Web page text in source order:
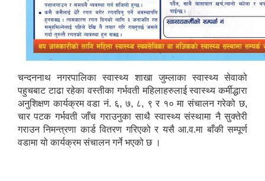
चन्दननाथ नगरपालिका स्वास्थ्य शाखा जुम्लाका स्वास्थ्य सेवाको
पहुचबाट टाढा रहेका वस्तीका गर्भवती महिलाहरुलाई स्वास्थ्य कर्मीद्धारा
अनुशिक्षण कार्यक्रम वडा नं. ६, ७, ८, ९ र १० मा संचालन गरेको छ,
चार पटक गर्भवती जाँच गराउनुका साथै स्वास्थ्य संस्थामा नै सुक्तेरी
गराउन निमन्त्रणा कार्ड वितरण गरिएको र यसै आ.व.मा बाँकी सम्पूर्ण
वडामा यो कार्यक्रम संचालन गर्ने भएको छ ।